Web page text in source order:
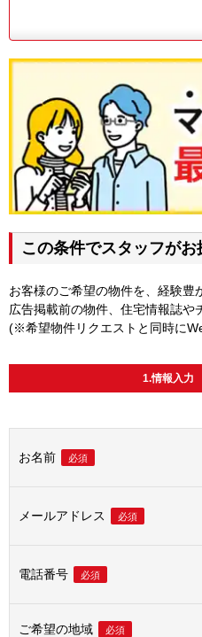
この条件でスタッフがお
お客様のご希望の物件を、経験豊
広告掲載前の物件、住宅情報誌や
(※希望物件リクエストと同時に
1.情報入力
お名前 必須
メールアドレス 必須
電話番号 必須
ご希望の地域 必須